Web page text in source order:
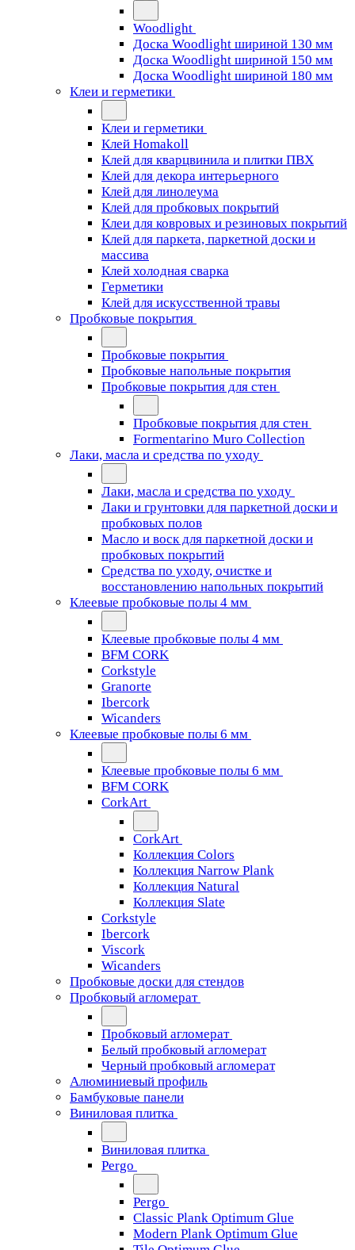
Woodlight
Доска Woodlight шириной 130 мм
Доска Woodlight шириной 150 мм
Доска Woodlight шириной 180 мм
Клеи и герметики
Клеи и герметики
Клей Homakoll
Клей для кварцвинила и плитки ПВХ
Клей для декора интерьерного
Клей для линолеума
Клей для пробковых покрытий
Клеи для ковровых и резиновых покрытий
Клей для паркета, паркетной доски и
массива
Клей холодная сварка
Герметики
Клей для искусственной травы
Пробковые покрытия
Пробковые покрытия
Пробковые напольные покрытия
Пробковые покрытия для стен
Пробковые покрытия для стен
Formentarino Muro Collection
Лаки, масла и средства по уходу
Лаки, масла и средства по уходу
Лаки и грунтовки для паркетной доски и
пробковых полов
Масло и воск для паркетной доски и
пробковых покрытий
Средства по уходу, очистке и
восстановлению напольных покрытий
Клеевые пробковые полы 4 мм
Клеевые пробковые полы 4 мм
BFM CORK
Corkstyle
Granorte
Ibercork
Wicanders
Клеевые пробковые полы 6 мм
Клеевые пробковые полы 6 мм
BFM CORK
CorkArt
CorkArt
Коллекция Colors
Коллекция Narrow Plank
Коллекция Natural
Коллекция Slate
Corkstyle
Ibercork
Viscork
Wicanders
Пробковые доски для стендов
Пробковый агломерат
Пробковый агломерат
Белый пробковый агломерат
Черный пробковый агломерат
Алюминиевый профиль
Бамбуковые панели
Виниловая плитка
Виниловая плитка
Pergo
Pergo
Classic Plank Optimum Glue
Modern Plank Optimum Glue